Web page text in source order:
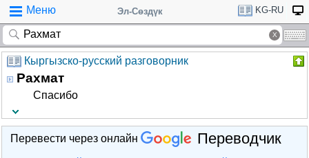
Меню Эл-Сөздүк KG-RU
Кыргызско-русский разговорник
Рахмат
Спасибо
Перевести через онлайн Переводчик